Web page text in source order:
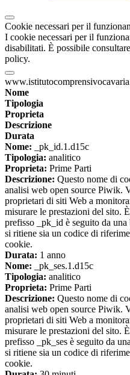
Cookie necessari per il
I cookie necessari per il
disabilitati. È possibile
policy.
Nome
Tipologia
Proprieta
Descrizione
Durata
Nome: _pk_id.1.d15c
Tipologia: analitico
Proprieta: Prime Parti
Descrizione: Questo nome di
analisi web open source Piwik.
proprietari di siti Web a
misurare le prestazioni del sito.
prefisso _pk_id è seguito da
si ritiene sia un codice di
cookie.
Durata: 1 anno
Nome: _pk_ses.1.d15c
Tipologia: analitico
Proprieta: Prime Parti
Descrizione: Questo nome di
analisi web open source Piwik.
proprietari di siti Web a
misurare le prestazioni del sito.
prefisso _pk_ses è seguito da
si ritiene sia un codice di
cookie.